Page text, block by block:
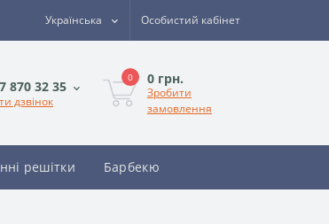
Українська Особистий кабінет
870 32 35
дзвінок
0 0 грн.
Зробити
замовлення
решітки Барбекю